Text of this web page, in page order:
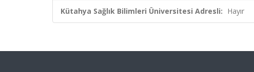
Kütahya Sağlık Bilimleri Üniversitesi Adresli: Hayır